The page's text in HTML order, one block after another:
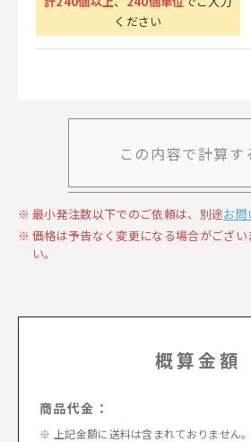
ください
この内容で計算す
最小発注数以下でのご依頼は、別途お問
価格は予告なく変更になる場合がござ
い。
概算金額
商品代金：
上記金額に送料は含まれておりません。